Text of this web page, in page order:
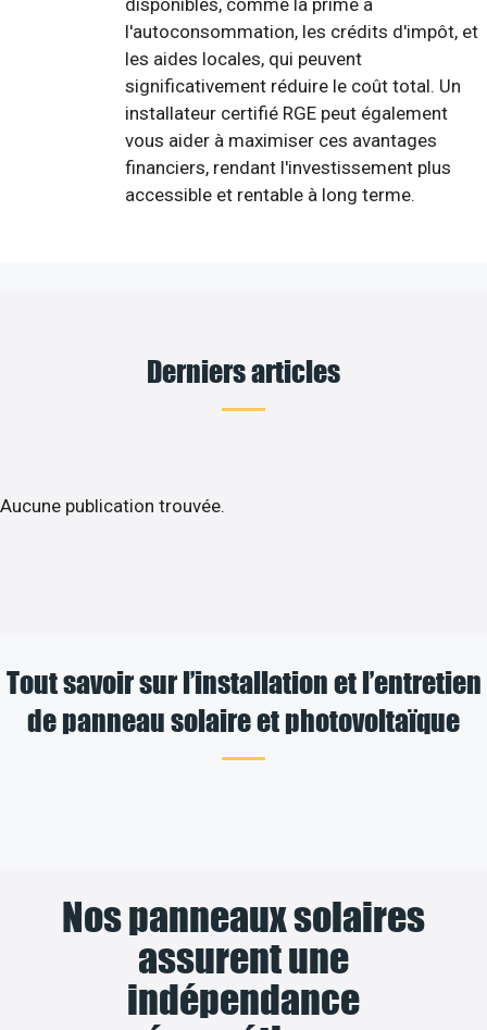
l'autoconsommation, les crédits d'impôt, et
les aides locales, qui peuvent
significativement réduire le coût total. Un
installateur certifié RGE peut également
vous aider à maximiser ces avantages
financiers, rendant l'investissement plus
accessible et rentable à long terme.
Derniers articles
Aucune publication trouvée.
Tout savoir sur l’installation et l’entretien
de panneau solaire et photovoltaïque
Nos panneaux solaires
assurent une
indépendance